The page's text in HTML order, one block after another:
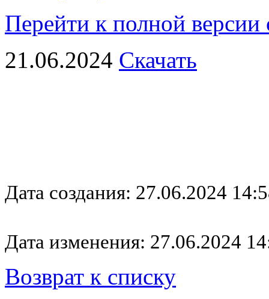
Перейти к полной версии
21.06.2024 Скачать
Дата создания: 27.06.2024
Дата изменения: 27.06.2024
Возврат к списку